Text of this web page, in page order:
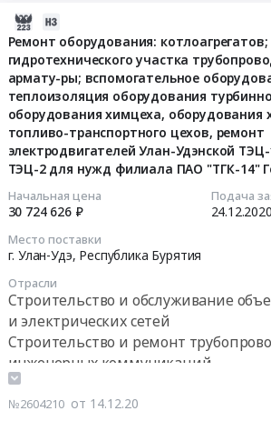
Ремонт оборудования:
гидротехнического участка
армату-ры; вспомогательное
теплоизоляция оборудования
оборудования химцеха, оборудования
топливо-транспортного цехов, ремонт
электродвигателей Улан-Удэнской
ТЭЦ-2 для нужд филиала ПАО "ТГК-14"
Начальная цена
30 724 626 ₽
Подача
24.12.2020
Место поставки
г. Улан-Удэ, Республика Бурятия
Отрасли
Строительство и обслуживание
и электрических сетей
Строительство и ремонт
инженерных коммуникаций
Котельное, теплообменное и
оборудование и материалы. Монтаж
№2604210 от 14.12.20